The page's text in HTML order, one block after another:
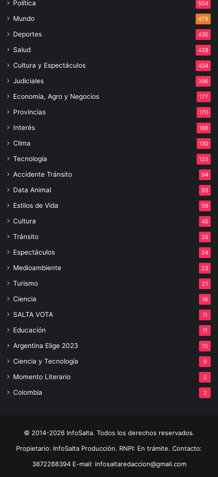
Política 504
Mundo 478
Deportes 435
Salud 428
Cultura y Espectáculos 404
Judiciales 396
Economía, Agro y Negocios 177
Provincias 170
Interés 166
Clima 130
Tecnología 125
Accidente Tránsito 94
Data Animal 93
Estilos de Vida 59
Cultura 45
Tránsito 29
Espectáculos 24
Medioambiente 23
Turismo 21
Ciencia 16
SALTA VOTA 11
Educación 11
Argentina Elige 2023 10
Ciencia y Tecnología 9
Momento Literario 2
Colombia 2
© 2014-2026 InfoSalta. Todos los derechos reservados.
Propietario: InfoSalta Producción. RNPI: En trámite. Contacto:
3872288394 E-mail: infosaltaredaccion@gmail.com